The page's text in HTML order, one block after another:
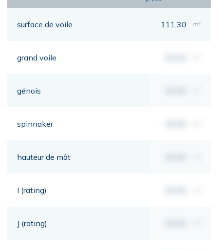
surface de voile 111,30 m²
grand voile
génois
spinnaker
hauteur de mât
I (rating)
J (rating)